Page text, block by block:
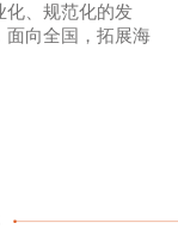
化、规范化的发
面向全国，拓展海